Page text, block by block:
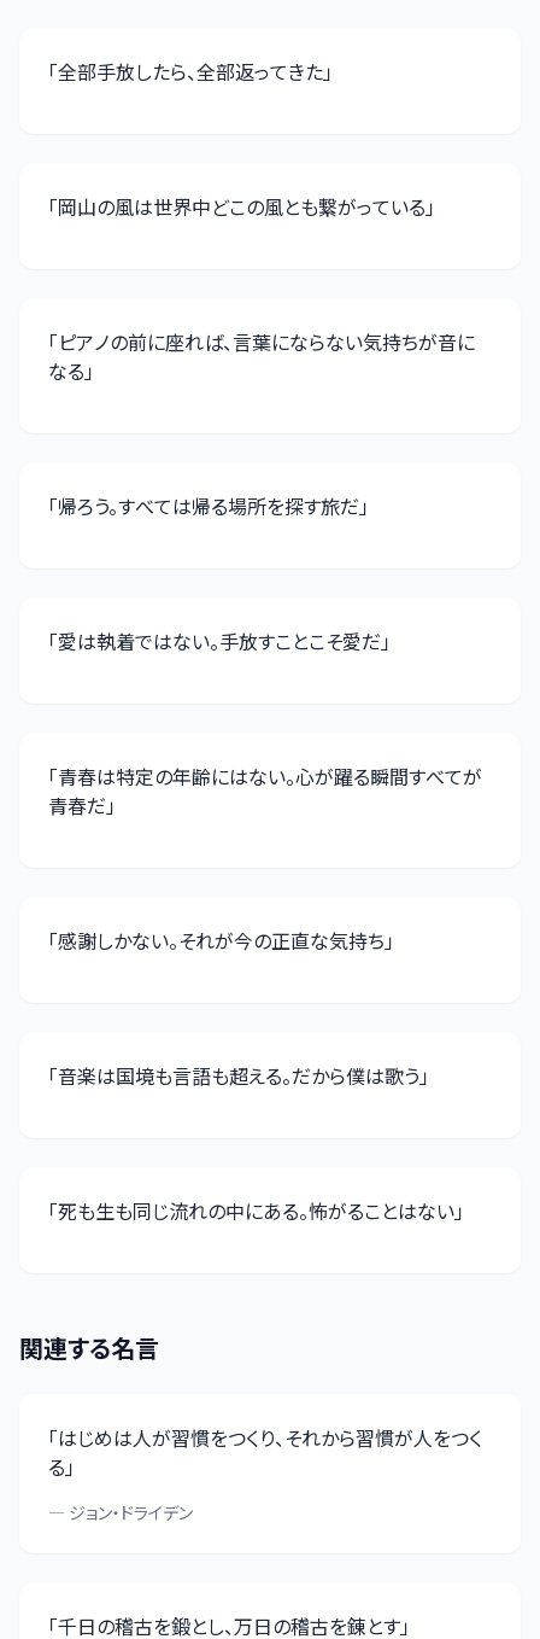
「全部手放したら、全部返ってきた」
「岡山の風は世界中どこの風とも繋がっている」
「ピアノの前に座れば、言葉にならない気持ちが音に
なる」
「帰ろう。すべては帰る場所を探す旅だ」
「愛は執着ではない。手放すことこそ愛だ」
「青春は特定の年齢にはない。心が躍る瞬間すべてが
青春だ」
「感謝しかない。それが今の正直な気持ち」
「音楽は国境も言語も超える。だから僕は歌う」
「死も生も同じ流れの中にある。怖がることはない」
関連する名言
「はじめは人が習慣をつくり、それから習慣が人をつく
る」
— ジョン・ドライデン
「千日の稽古を鍛とし、万日の稽古を錬とす」